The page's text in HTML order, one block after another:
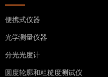
便携式仪器
光学测量仪器
分光光度计
圆度轮廓和粗糙度测试仪